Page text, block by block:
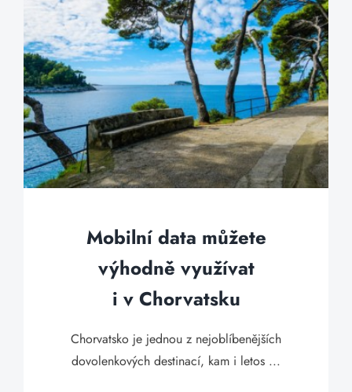
Mobilní data můžete
výhodně využívat
i v Chorvatsku
Chorvatsko je jednou z nejoblíbenějších
dovolenkových destinací, kam i letos ...